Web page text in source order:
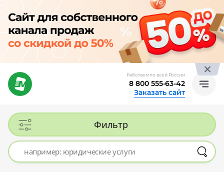
Работаем по всей России
8 800 555-63-42
Заказать сайт
Фильтр